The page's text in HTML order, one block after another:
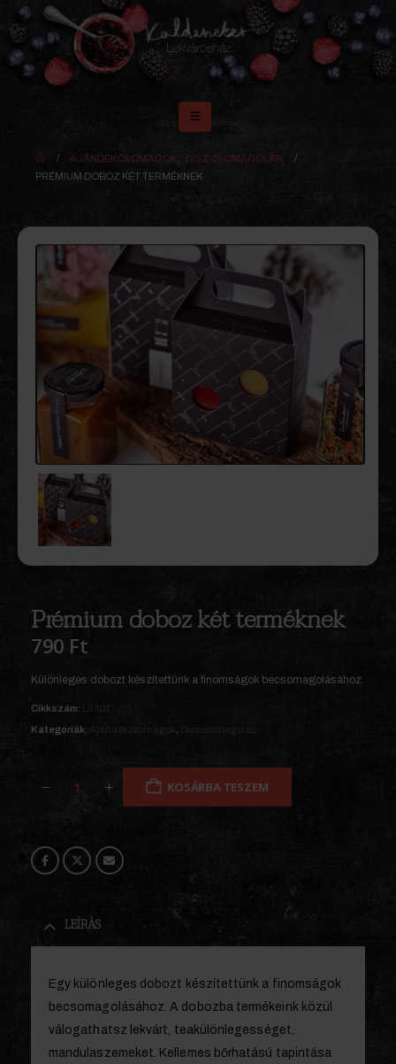
AJÁNDÉKCSOMAGOK
DÍSZCSOMAGOLÁS
PRÉMIUM DOBOZ KÉT TERMÉKNEK
Prémium doboz két terméknek
790 Ft
Különleges dobozt készítettünk a finomságok becsomagolásához.
Cikkszám:
Kategóriák:
Ajándékcsomagok Díszcsomagolás
KOSÁRBA TESZEM
LEÍRÁS
Egy különleges dobozt készítettünk a finomságok
becsomagolásához. A dobozba termékeink közül
válogathatsz lekvárt, teakülönlegességet,
mandulaszemeket. Kellemes bőrhatású tapintása